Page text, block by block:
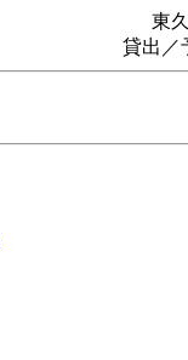
東
貸出／